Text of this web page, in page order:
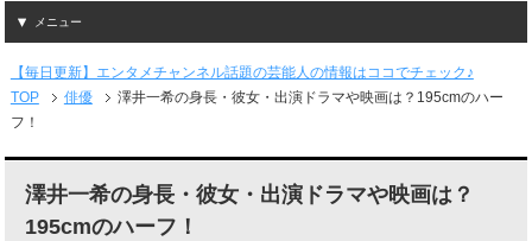
メニュー
【毎日更新】エンタメチャンネル話題の芸能人の情報はココでチェック♪
TOP
俳優
澤井一希の身長・彼女・出演ドラマや映画は？195cmのハー
フ！
澤井一希の身長・彼女・出演ドラマや映画は？
195cmのハーフ！